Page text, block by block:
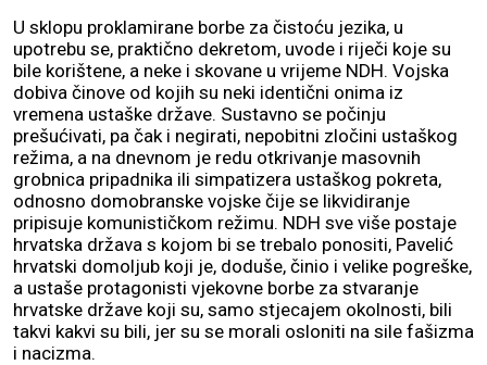
U sklopu proklamirane borbe za čistoću jezika, u
upotrebu se, praktično dekretom, uvode i riječi koje su
bile korištene, a neke i skovane u vrijeme NDH. Vojska
dobiva činove od kojih su neki identični onima iz
vremena ustaške države. Sustavno se počinju
prešućivati, pa čak i negirati, nepobitni zločini ustaškog
režima, a na dnevnom je redu otkrivanje masovnih
grobnica pripadnika ili simpatizera ustaškog pokreta,
odnosno domobranske vojske čije se likvidiranje
pripisuje komunističkom režimu. NDH sve više postaje
hrvatska država s kojom bi se trebalo ponositi, Pavelić
hrvatski domoljub koji je, doduše, činio i velike pogreške,
a ustaše protagonisti vjekovne borbe za stvaranje
hrvatske države koji su, samo stjecajem okolnosti, bili
takvi kakvi su bili, jer su se morali osloniti na sile fašizma
i nacizma.